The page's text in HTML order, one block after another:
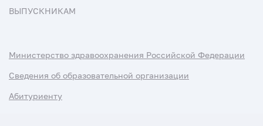
ВЫПУСКНИКАМ
Министерство здравоохранения Российской Федерации
Сведения об образовательной организации
Абитуриенту